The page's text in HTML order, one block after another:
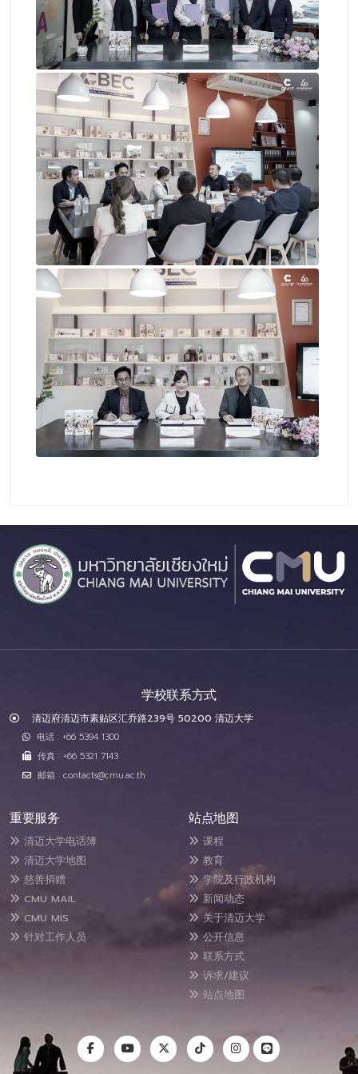
学校联系方式
清迈府清迈市素贴区汇乔路239号 50200 清迈大学
电话 : +66 5394 1300
传真 : +66 5321 7143
邮箱 : contacts@cmu.ac.th
重要服务
清迈大学电话簿
清迈大学地图
慈善捐赠
CMU MAIL
CMU MIS
针对工作人员
站点地图
课程
教育
学院及行政机构
新闻动态
关于清迈大学
公开信息
联系方式
诉求/建议
站点地图